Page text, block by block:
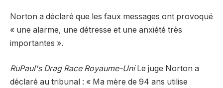
Norton a déclaré que les faux messages ont provoqué
« une alarme, une détresse et une anxiété très
importantes ».
RuPaul's Drag Race Royaume-UniLe juge Norton a
déclaré au tribunal : « Ma mère de 94 ans utilise